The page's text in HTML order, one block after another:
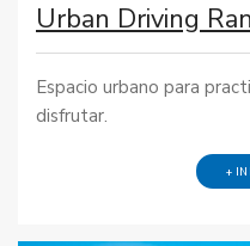
Urban Driving
Espacio urbano para
disfrutar.
+